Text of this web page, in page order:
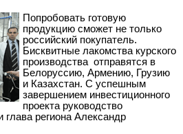
Попробовать готовую
продукцию сможет не только
российский покупатель.
Бисквитные лакомства курского
производства отправятся в
Белоруссию, Армению, Грузию
и Казахстан. С успешным
завершением инвестиционного
проекта руководство
глава региона Александр